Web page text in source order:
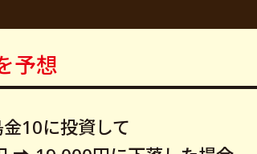
予想
10に投資して